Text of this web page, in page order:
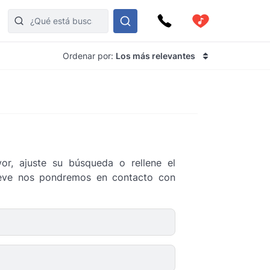
Ordenar por: Los más relevantes
ajuste su búsqueda o rellene el
nos pondremos en contacto con